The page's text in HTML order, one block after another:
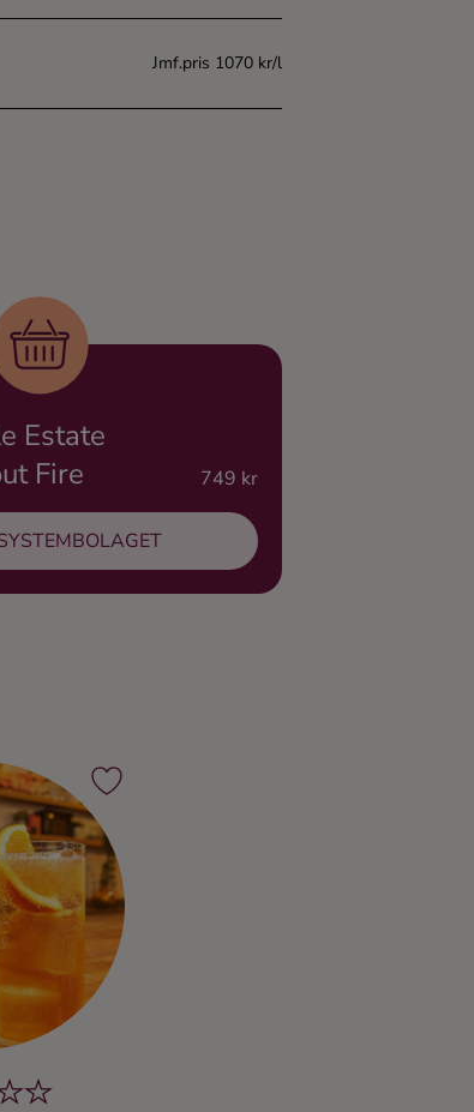
Jmf.pris 1070 kr/l
Estate
Fire
749 kr